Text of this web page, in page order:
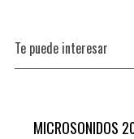
Te puede interesar
MICROSONIDOS
h